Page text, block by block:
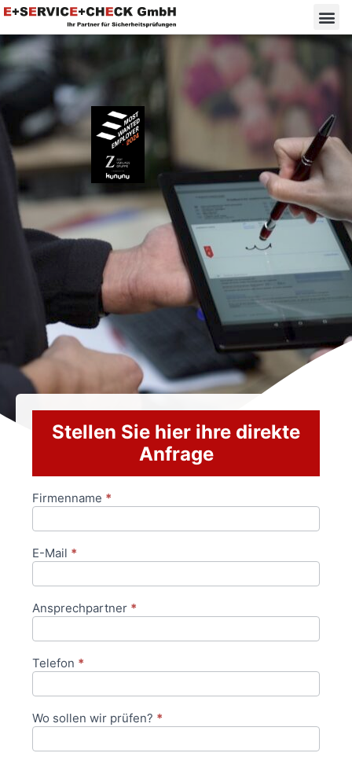
Stellen Sie hier ihre direkte
Anfrage
Anfrageformular
Firmenname *
E-Mail *
Ansprechpartner *
Telefon *
Wo sollen wir prüfen? *